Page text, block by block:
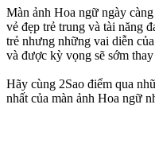
Màn ảnh Hoa ngữ ngày
vẻ đẹp trẻ trung và tài năng
trẻ nhưng những vai diễn
và được kỳ vọng sẽ sớm
Hãy cùng 2Sao điểm qua
nhất của màn ảnh Hoa ngữ